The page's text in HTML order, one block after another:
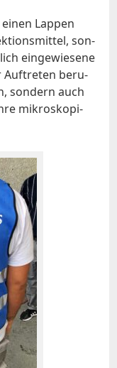
Lap­pen
son­
ein­ge­wie­se­ne
Auf­tre­ten be­ru­
son­dern auch
mi­kro­sko­pi­